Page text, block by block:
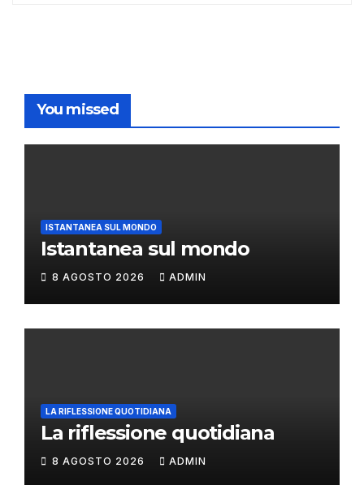
You missed
ISTANTANEA SUL MONDO
Istantanea sul mondo
8 AGOSTO 2026 ADMIN
LA RIFLESSIONE QUOTIDIANA
La riflessione quotidiana
8 AGOSTO 2026 ADMIN